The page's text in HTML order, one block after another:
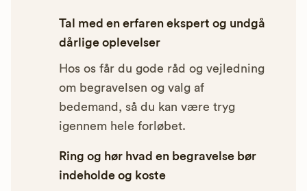
Tal med en erfaren ekspert og undgå
dårlige oplevelser
Hos os får du gode råd og vejledning
om begravelsen og valg af
bedemand, så du kan være tryg
igennem hele forløbet.
Ring og hør hvad en begravelse bør
indeholde og koste